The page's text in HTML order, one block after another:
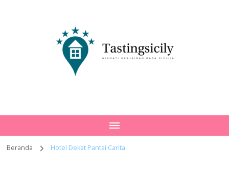
Beranda Hotel Dekat Pantai Carita